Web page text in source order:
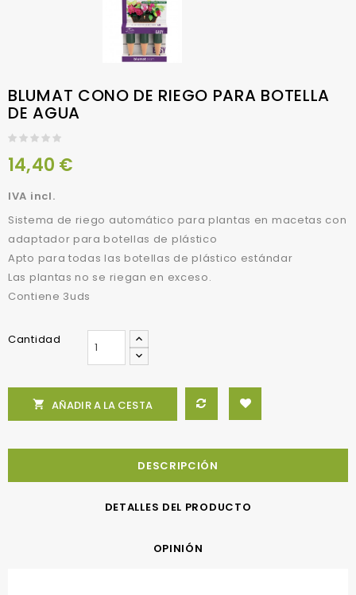
BLUMAT CONO DE RIEGO PARA BOTELLA
DE AGUA
14,40 €
IVA incl.
Sistema de riego automático para plantas en macetas con
adaptador para botellas de plástico
Apto para todas las botellas de plástico estándar
Las plantas no se riegan en exceso.
Contiene 3uds
Cantidad
 AÑADIR A LA CESTA
DESCRIPCIÓN
DETALLES DEL PRODUCTO
OPINIÓN